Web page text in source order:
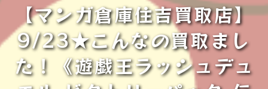
【マンガ倉庫住吉買取店】
9/23★こんなの買取まし
た！《遊戯王ラッシュデュ